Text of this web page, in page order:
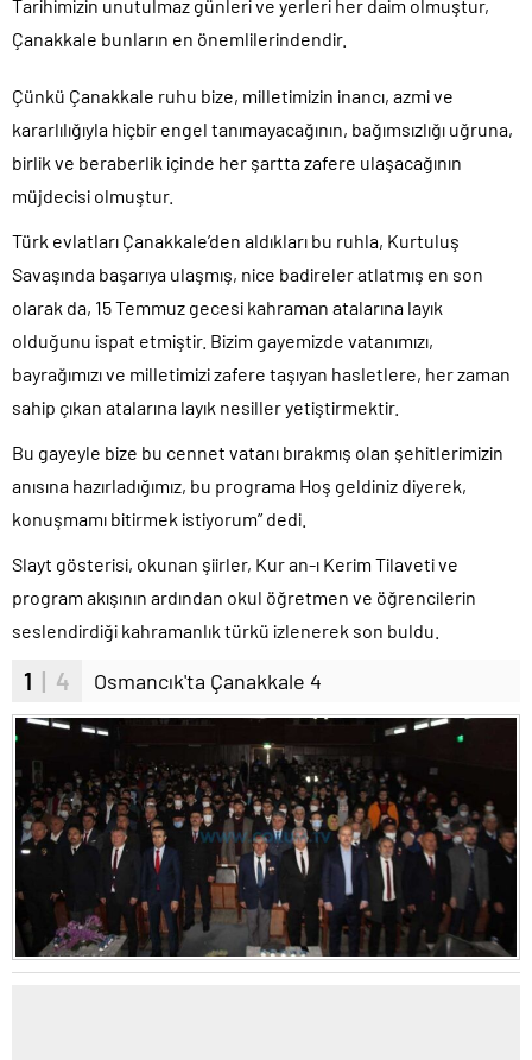
Tarihimizin unutulmaz günleri ve yerleri her daim olmuştur,
Çanakkale bunların en önemlilerindendir.
Çünkü Çanakkale ruhu bize, milletimizin inancı, azmi ve
kararlılığıyla hiçbir engel tanımayacağının, bağımsızlığı uğruna,
birlik ve beraberlik içinde her şartta zafere ulaşacağının
müjdecisi olmuştur.
Türk evlatları Çanakkale’den aldıkları bu ruhla, Kurtuluş
Savaşında başarıya ulaşmış, nice badireler atlatmış en son
olarak da, 15 Temmuz gecesi kahraman atalarına layık
olduğunu ispat etmiştir. Bizim gayemizde vatanımızı,
bayrağımızı ve milletimizi zafere taşıyan hasletlere, her zaman
sahip çıkan atalarına layık nesiller yetiştirmektir.
Bu gayeyle bize bu cennet vatanı bırakmış olan şehitlerimizin
anısına hazırladığımız, bu programa Hoş geldiniz diyerek,
konuşmamı bitirmek istiyorum” dedi.
Slayt gösterisi, okunan şiirler, Kur an-ı Kerim Tilaveti ve
program akışının ardından okul öğretmen ve öğrencilerin
seslendirdiği kahramanlık türkü izlenerek son buldu.
1 | 4 Osmancık'ta Çanakkale 4